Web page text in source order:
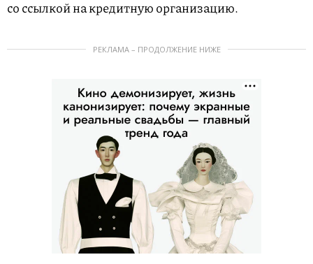
со ссылкой на кредитную организацию.
РЕКЛАМА – ПРОДОЛЖЕНИЕ НИЖЕ